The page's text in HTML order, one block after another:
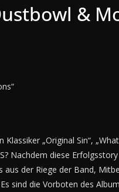
&
„Original Sin“,
Nachdem diese
der Riege der Band,
sind die Vorboten des